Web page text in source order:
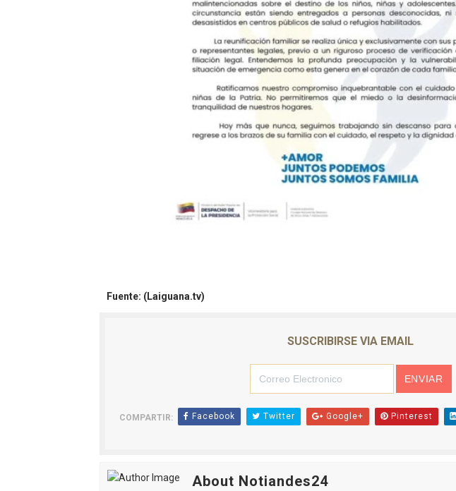
Fuente: (Laiguana.tv)
SUSCRIBIRSE VIA EMAIL
COMPARTIR: Facebook Twitter Google+ Pinterest
About Notiandes24